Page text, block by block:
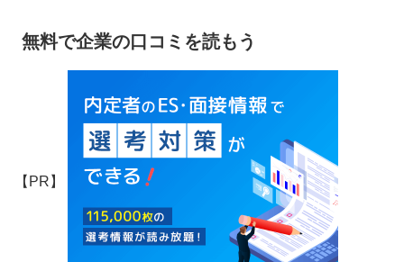
無料で企業の口コミを読もう
【PR】